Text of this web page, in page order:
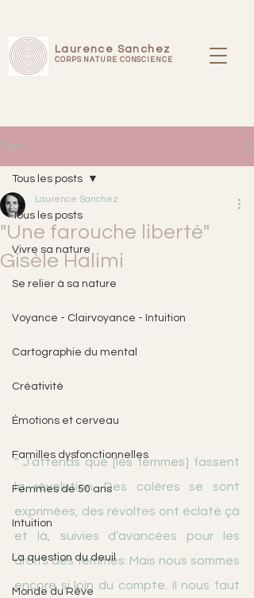
Laurence Sanchez
CORPS NATURE CONSCIENCE
Post
Tous les posts
Vivre sa nature
Se relier à sa nature
Voyance - Clairvoyance - Intuition
Cartographie du mental
Créativité
Émotions et cerveau
Familles dysfonctionnelles
Femmes de 50 ans
Intuition
La question du deuil
Monde du Rêve
Tous les posts
"Une farouche liberté"
Gisèle Halimi
Laurence Sanchez
" J’attends que [les femmes] fassent
la révolution. Des colères se sont
exprimées, des révoltes ont éclaté çà
et là, suivies d’avancées pour les
droits des femmes. Mais nous sommes
encore si loin du compte. Il nous faut